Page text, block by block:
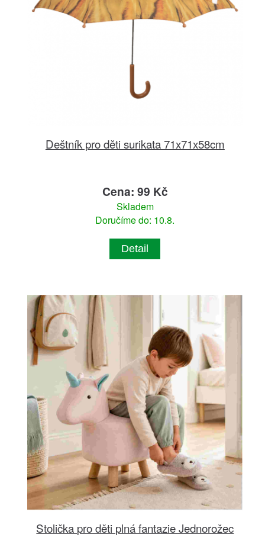
Deštník pro děti surikata 71x71x58cm
Cena: 99 Kč
Skladem
Doručíme do: 10.8.
Detail
Stolička pro děti plná fantazie Jednorožec